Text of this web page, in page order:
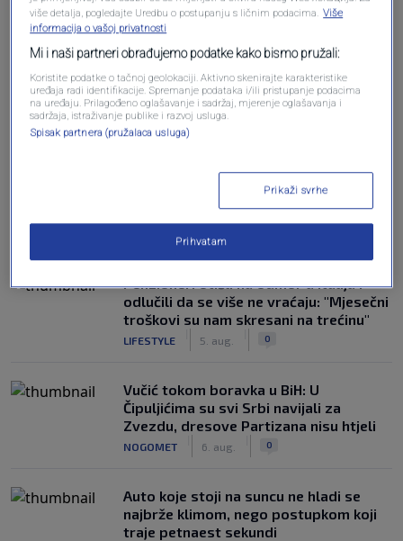
Oglas
Penzioneri otišli na odmor u Italiju i
odlučili da se više ne vraćaju: "Mjesečni
troškovi su nam skresani na trećinu"
LIFESTYLE 5. aug. 0
Vučić tokom boravka u BiH: U
Čipuljićima su svi Srbi navijali za
Zvezdu, dresove Partizana nisu htjeli
NOGOMET 6. aug. 0
Auto koje stoji na suncu ne hladi se
najbrže klimom, nego postupkom koji
traje petnaest sekundi
više detalja, pogledajte Uredbu o postupanju s ličnim podacima. Više
informacija o vašoj privatnosti
Mi i naši partneri obrađujemo podatke kako bismo pružali:
Koristite podatke o tačnoj geolokaciji. Aktivno skenirajte karakteristike
uređaja radi identifikacije. Spremanje podataka i/ili pristupanje podacima
na uređaju. Prilagođeno oglašavanje i sadržaj, mjerenje oglašavanja i
sadržaja, istraživanje publike i razvoj usluga.
Spisak partnera (pružalaca usluga)
Prikaži svrhe
Prihvatam